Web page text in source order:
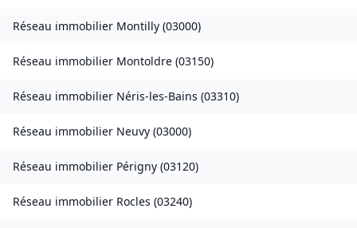
Réseau immobilier Montilly (03000)
Réseau immobilier Montoldre (03150)
Réseau immobilier Néris-les-Bains (03310)
Réseau immobilier Neuvy (03000)
Réseau immobilier Périgny (03120)
Réseau immobilier Rocles (03240)